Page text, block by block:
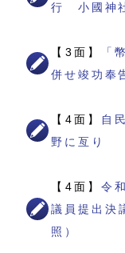
行 小國神
【3面】
「
併せ竣功奉
【4面】
自
野に亙り
【4面】令
議員提出決
照）